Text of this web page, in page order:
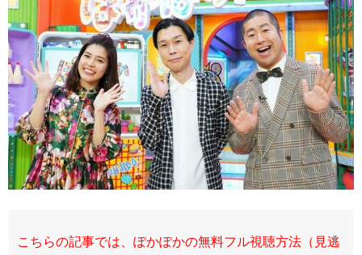
こちらの記事では、ぽかぽかの無料フル視聴方法（見逃